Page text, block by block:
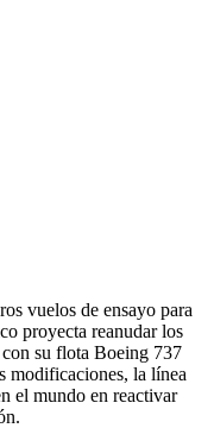
vuelos de ensayo para
proyecta reanudar los
con su flota Boeing 737
la línea
el mundo en reactivar